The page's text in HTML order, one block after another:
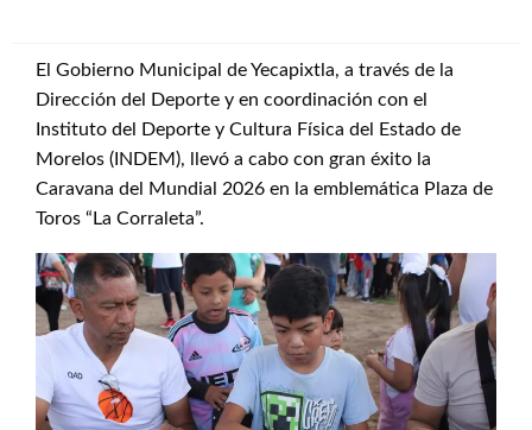
El Gobierno Municipal de Yecapixtla, a través de la
Dirección del Deporte y en coordinación con el
Instituto del Deporte y Cultura Física del Estado de
Morelos (INDEM), llevó a cabo con gran éxito la
Caravana del Mundial 2026 en la emblemática Plaza de
Toros “La Corraleta”.